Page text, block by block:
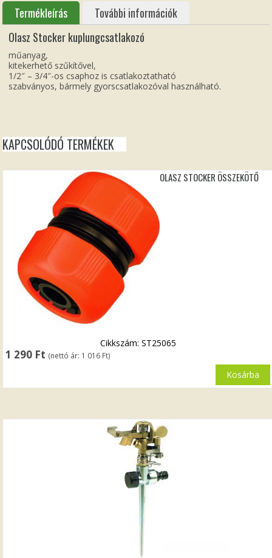
Termékleírás
További információk
Olasz Stocker kuplungcsatlakozó
műanyag,
kitekerhető szűkítővel,
1/2″ – 3/4″-os csaphoz is csatlakoztatható
szabványos, bármely gyorscsatlakozóval használható.
KAPCSOLÓDÓ TERMÉKEK
OLASZ STOCKER ÖSSZEKÖTŐ
1 290 Ft (nettó ár: 1 016 Ft)
Cikkszám: ST25065
Kosárba